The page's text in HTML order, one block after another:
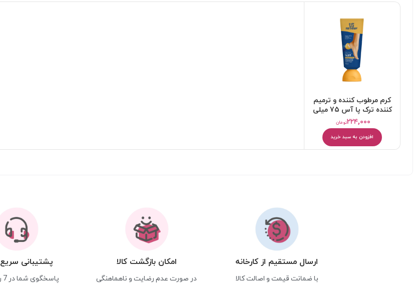
کرم مرطوب کننده و ترمیم
کننده ترک پا آس 75 میلی
لیترتومان۲۲۴,۰۰۰
افزودن به سبد خرید
ارسال مستقیم از کارخانه
با ضمانت قیمت و اصالت کالا
امکان بازگشت کالا
در صورت عدم رضایت و ناهماهنگی
پشتیبانی سریع 24/7
پاسخگوی شما در 7 روز هفته